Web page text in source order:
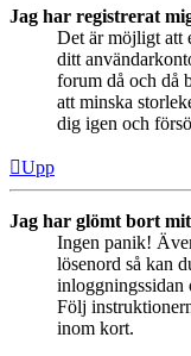
Jag har registrerat
Det är möjligt att
ditt
forum då och då
att minska
dig igen och
Upp
Jag har glömt bort
Ingen panik!
lösenord så kan
inloggningssidan
Följ
inom kort.